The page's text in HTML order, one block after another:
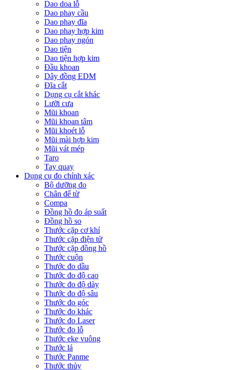
Dao doa lỗ
Dao phay cầu
Dao phay đĩa
Dao phay hợp kim
Dao phay ngón
Dao tiện
Dao tiện hợp kim
Đầu khoan
Dây đồng EDM
Đĩa cắt
Dụng cụ cắt khác
Lưỡi cưa
Mũi khoan
Mũi khoan tâm
Mũi khoét lỗ
Mũi mài hợp kim
Mũi vát mép
Taro
Tay quay
Dụng cụ đo chính xác
Bộ dưỡng đo
Chân đế từ
Compa
Đồng hồ đo áp suất
Đồng hồ so
Thước cặp cơ khí
Thước cặp điện tử
Thước cặp đồng hồ
Thước cuộn
Thước đo dầu
Thước đo độ cao
Thước đo độ dày
Thước đo độ sâu
Thước đo góc
Thước đo khác
Thước đo Laser
Thước đo lỗ
Thước eke vuông
Thước lá
Thước Panme
Thước thủy